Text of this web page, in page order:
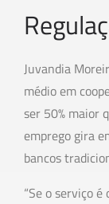
Juvandia
médio em
ser 50% maior
emprego gira
bancos
“Se o serviço